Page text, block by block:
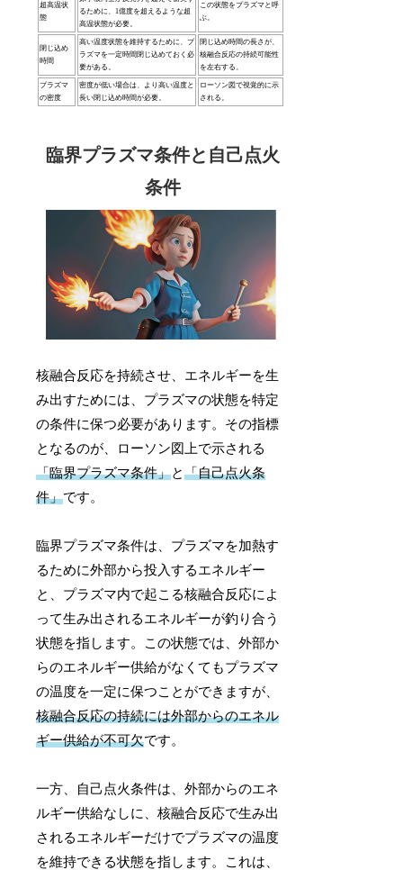
超高温状
態
るために、1億度を超えるような超
高温状態が必要。
この状態をプラズマと呼
ぶ。
閉じ込め
時間
高い温度状態を維持するために、プ
ラズマを一定時間閉じ込めておく必
要がある。
閉じ込め時間の長さが、
核融合反応の持続可能性
を左右する。
プラズマ
の密度
密度が低い場合は、より高い温度と
長い閉じ込め時間が必要。
ローソン図で視覚的に示
される。
臨界プラズマ条件と自己点火
条件
核融合反応を持続させ、エネルギーを生
み出すためには、プラズマの状態を特定
の条件に保つ必要があります。その指標
となるのが、ローソン図上で示される
「臨界プラズマ条件」と「自己点火条
件」です。
臨界プラズマ条件は、プラズマを加熱す
るために外部から投入するエネルギー
と、プラズマ内で起こる核融合反応によ
って生み出されるエネルギーが釣り合う
状態を指します。この状態では、外部か
らのエネルギー供給がなくてもプラズマ
の温度を一定に保つことができますが、
核融合反応の持続には外部からのエネル
ギー供給が不可欠です。
一方、自己点火条件は、外部からのエネ
ルギー供給なしに、核融合反応で生み出
されるエネルギーだけでプラズマの温度
を維持できる状態を指します。これは、